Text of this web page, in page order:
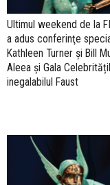
Ultimul weekend de la
a adus conferinţe
Kathleen Turner şi Bill
Aleea și Gala
inegalabilul Faust